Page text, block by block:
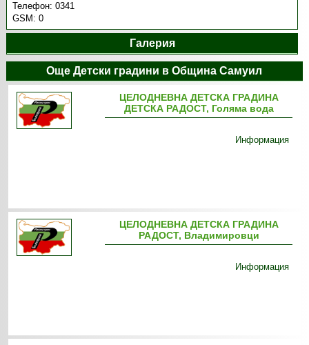
Телефон:0341
GSM:0
Галерия
Още Детски градини в Община Самуил
ЦЕЛОДНЕВНА ДЕТСКА ГРАДИНА
ДЕТСКА РАДОСТ, Голяма вода
Информация
ЦЕЛОДНЕВНА ДЕТСКА ГРАДИНА
РАДОСТ, Владимировци
Информация